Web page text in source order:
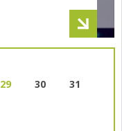
Página
29 Page
30 Page
31